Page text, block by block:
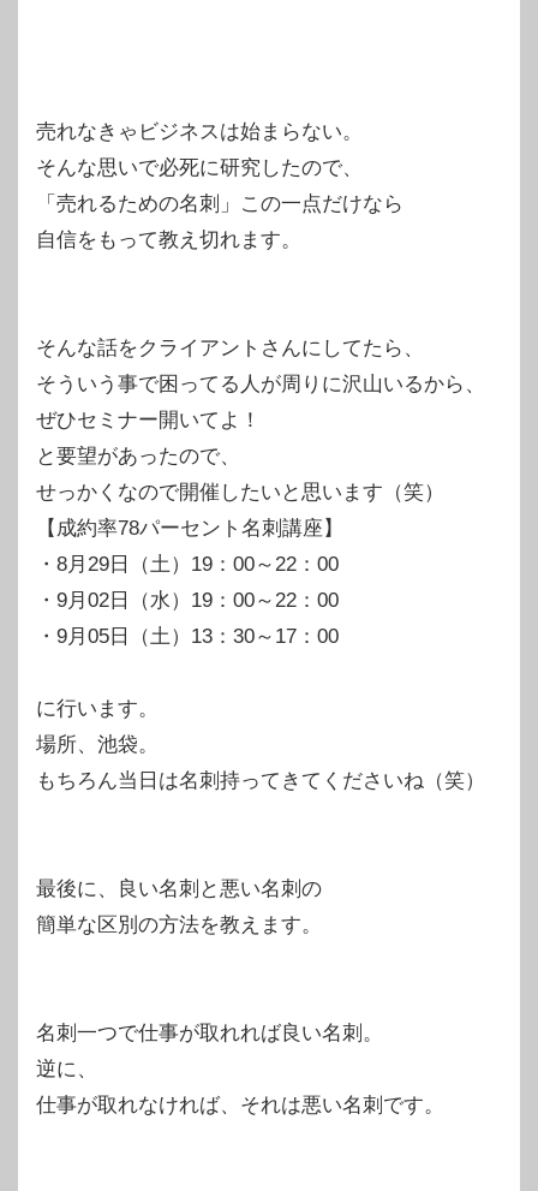
売れなきゃビジネスは始まらない。
そんな思いで必死に研究したので、
「売れるための名刺」この一点だけなら
自信をもって教え切れます。
そんな話をクライアントさんにしてたら、
そういう事で困ってる人が周りに沢山いるから、
ぜひセミナー開いてよ！
と要望があったので、
せっかくなので開催したいと思います（笑）
【成約率78パーセント名刺講座】
・8月29日（土）19：00～22：00
・9月02日（水）19：00～22：00
・9月05日（土）13：30～17：00
に行います。
場所、池袋。
もちろん当日は名刺持ってきてくださいね（笑）
最後に、良い名刺と悪い名刺の
簡単な区別の方法を教えます。
名刺一つで仕事が取れれば良い名刺。
逆に、
仕事が取れなければ、それは悪い名刺です。